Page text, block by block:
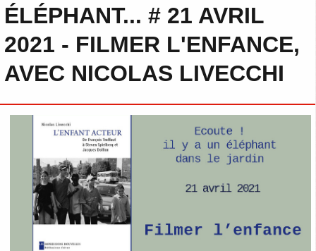
ÉLÉPHANT... # 21 AVRIL
2021 - FILMER L'ENFANCE,
AVEC NICOLAS LIVECCHI